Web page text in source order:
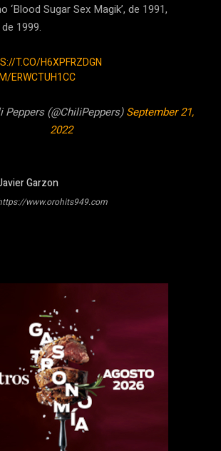
Sugar Sex Magik’, de 1991,
1999.
T.CO/H6XPFRZDGN
ERWCTUH1CC
(@ChiliPeppers)September 21,
2022
Garzon
www.orohits949.com